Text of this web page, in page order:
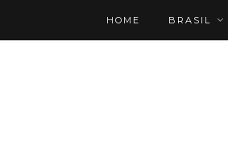
HOME BRASIL